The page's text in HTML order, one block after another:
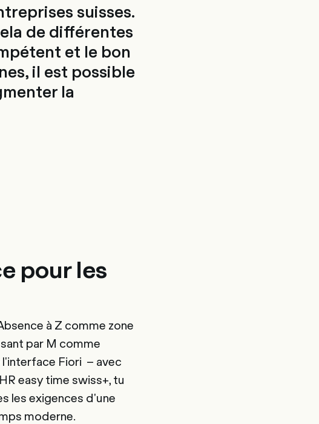
suisses.
de différentes
et le bon
il est possible
la
pour les
à Z comme zone
par M comme
Fiori – avec
easy time swiss+, tu
les exigences d'une
moderne.